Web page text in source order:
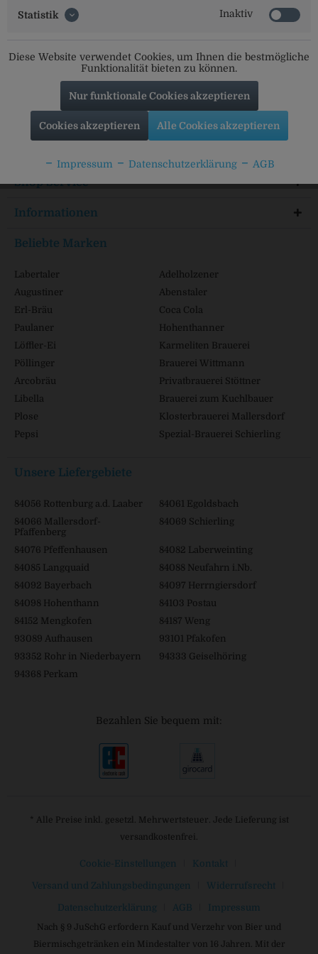
Social Media
Shop Service
Informationen
Beliebte Marken
Labertaler
Adelholzener
Augustiner
Abenstaler
Erl-Bräu
Coca Cola
Paulaner
Hohenthanner
Löffler-Ei
Karmeliten Brauerei
Pöllinger
Brauerei Wittmann
Arcobräu
Privatbrauerei Stöttner
Libella
Brauerei zum Kuchlbauer
Plose
Klosterbrauerei Mallersdorf
Pepsi
Spezial-Brauerei Schierling
Unsere Liefergebiete
84056 Rottenburg a.d. Laaber
84061 Egoldsbach
84066 Mallersdorf-
Pfaffenberg
84069 Schierling
84076 Pfeffenhausen
84082 Laberweinting
84085 Langquaid
84088 Neufahrn i.Nb.
84092 Bayerbach
84097 Herrngiersdorf
84098 Hohenthann
84103 Postau
84152 Mengkofen
84187 Weng
93089 Aufhausen
93101 Pfakofen
93352 Rohr in Niederbayern
94333 Geiselhöring
94368 Perkam
Bezahlen Sie bequem mit:
* Alle Preise inkl. gesetzl. Mehrwertsteuer. Jede Lieferung ist
versandkostenfrei.
Cookie-Einstellungen Kontakt
Versand und Zahlungsbedingungen Widerrufsrecht
Datenschutzerklärung AGB Impressum
Nach § 9 JuSchG erfordern Kauf und Verzehr von Bier und
Biermischgetränken ein Mindestalter von 16 Jahren. Mit der
Statistik Inaktiv
Diese Website verwendet Cookies, um Ihnen die bestmögliche
Funktionalität bieten zu können.
Nur funktionale Cookies akzeptieren
Cookies akzeptieren Alle Cookies akzeptieren
Impressum Datenschutzerklärung AGB